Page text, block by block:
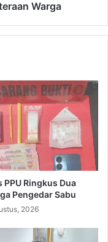
Warga
PPU Ringkus Dua
Pengedar Sabu
2026